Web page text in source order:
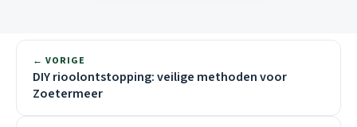
← VORIGE
DIY rioolontstopping: veilige methoden voor
Zoetermeer